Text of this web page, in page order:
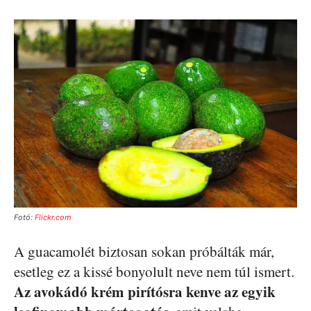
Fotó: Flickr.com
A guacamolét biztosan sokan próbálták már,
esetleg ez a kissé bonyolult neve nem túl ismert.
Az avokádó krém pirítósra kenve az egyik